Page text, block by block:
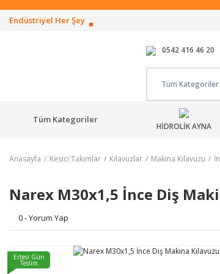
Endüstriyel Her Şey
0542 416 46 20
Tüm Kategoriler
Tüm Kategoriler
HİDROLİK AYNA
Anasayfa Kesici Takımlar Kılavuzlar Makina Kılavuzu
Narex M30x1,5 İnce Diş
0 - Yorum Yap
Ertesi Gün
Teslim